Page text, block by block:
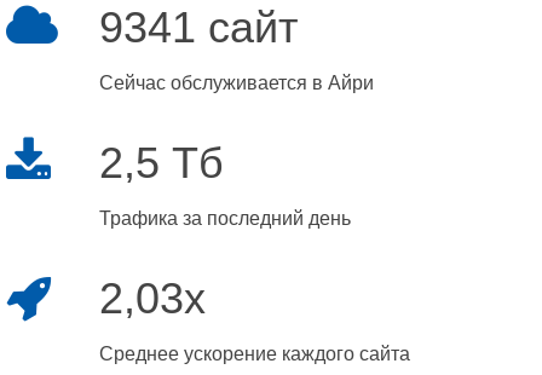
9341 сайт
Сейчас обслуживается в Айри
2,5 Тб
Трафика за последний день
2,03x
Среднее ускорение каждого сайта